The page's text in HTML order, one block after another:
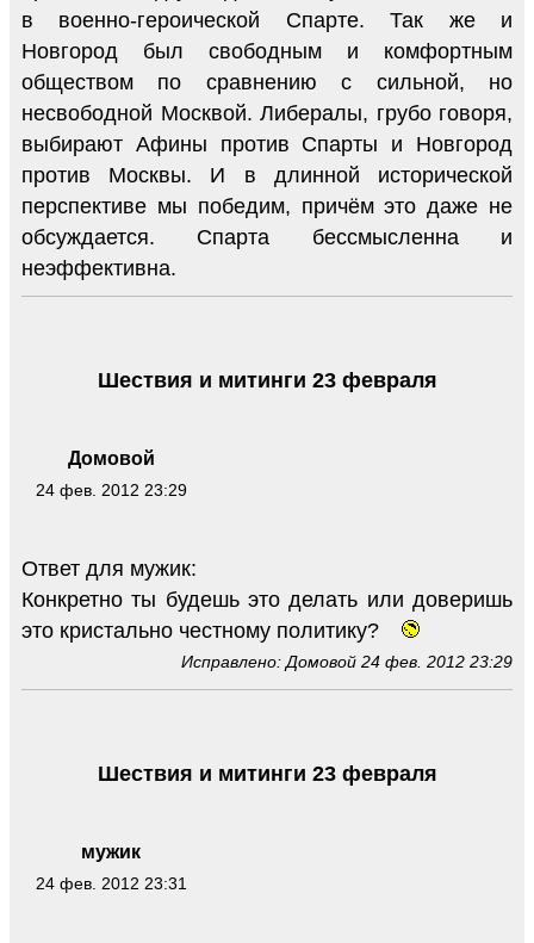
в военно-героической Спарте. Так же и
Новгород был свободным и комфортным
обществом по сравнению с сильной, но
несвободной Москвой. Либералы, грубо говоря,
выбирают Афины против Спарты и Новгород
против Москвы. И в длинной исторической
перспективе мы победим, причём это даже не
обсуждается. Спарта бессмысленна и
неэффективна.
Домовой
24 фев. 2012 23:29
Шествия и митинги 23 февраля
Ответ для мужик:
Конкретно ты будешь это делать или доверишь
это кристально честному политику?
Исправлено: Домовой 24 фев. 2012 23:29
мужик
24 фев. 2012 23:31
Шествия и митинги 23 февраля